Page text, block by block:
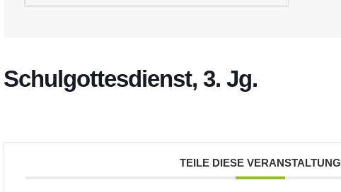
Schulgottesdienst, 3. Jg.
TEILE DIESE VERANSTALTUNG